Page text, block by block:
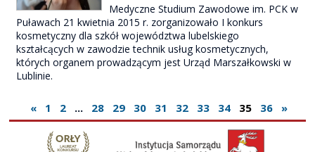
Medyczne Studium Zawodowe im. PCK w
Puławach 21 kwietnia 2015 r. zorganizowało I konkurs
kosmetyczny dla szkół województwa lubelskiego
kształcących w zawodzie technik usług kosmetycznych,
których organem prowadzącym jest Urząd Marszałkowski w
Lublinie.
« 1 2 ... 28 29 30 31 32 33 34 35 36 »